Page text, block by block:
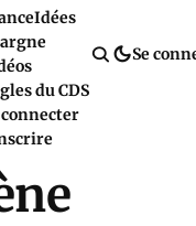
Idées
du CDS
connecter
Se